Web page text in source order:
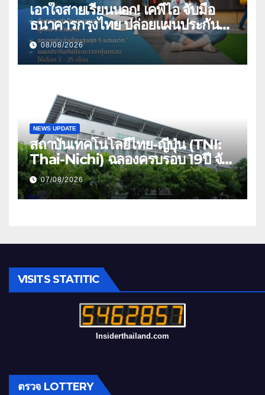
เอาใจสายเรียนนอก! เคพีไอ จับมือ
ธนาคารกรุงไทย ปล่อยแผนประกัน
“GEN U INTER” ยกระดับความ
คุ้มครองค่ารักษาเจ็บป่วย-อุบัติเหตุ
สูงสุด 5 ล้าน มีแผนประกันเลือกได้ 3-
08/08/2026
NEWS UPDATE
สถาบันเทคโนโลยีไทย-ญี่ปุ่น (TNI:
Thai-Nichi) ฉลองครบรอบ 19ปี จัด
งาน “TNI Day 2026” ประกาศ
ความเป็นผู้นำด้านสถาบันการศึกษา
ที่มุ่งมั่น พร้อมพัฒนาและปรับปรุง
07/08/2026
VISITS STATITIC
Insiderthailand.com
ตรวจ LOTTERY